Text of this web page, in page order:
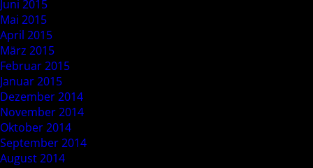
Juni 2015
Mai 2015
April 2015
März 2015
Februar 2015
Januar 2015
Dezember 2014
November 2014
Oktober 2014
September 2014
August 2014